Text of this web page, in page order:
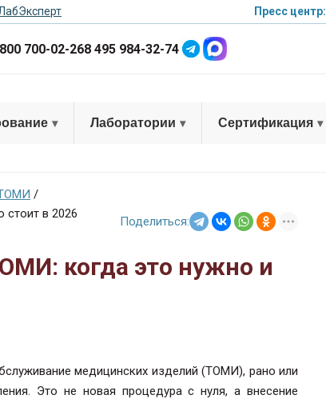
Пресс центр:
700-02-268 495 984-32-74
Лаборатории Сертификация
/
в 2026
Поделиться:
когда это нужно и
медицинских изделий (ТОМИ), рано или
Это не новая процедура с нуля, а внесение